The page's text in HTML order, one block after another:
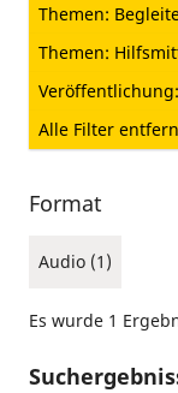
Themen:
Themen:
Alle Filter
Format
Audio (1)
Es wurde 1